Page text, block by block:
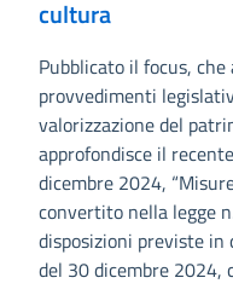
cultura
Pubblicato il focus,
provvedimenti
valorizzazione del
approfondisce il
dicembre 2024,
convertito nella legge
disposizioni previste in
del 30 dicembre 2024,